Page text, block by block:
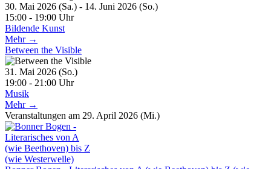
30. Mai 2026 (Sa.) - 14. Juni 2026 (So.)
15:00 - 19:00 Uhr
Bildende Kunst
Mehr →
Between the Visible
31. Mai 2026 (So.)
19:00 - 21:00 Uhr
Musik
Mehr →
Veranstaltungen am 29. April 2026 (Mi.)